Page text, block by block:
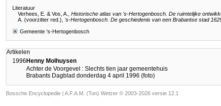
Literatuur
Verhees, E. & Vos, A., Historische atlas van 's-Hertogenbosch. De ruimtelijke
A. (voorzitter red.), 's-Hertogenbosch. De geschiedenis van een Brabantse stad
Gemeente 's-Hertogenbosch
Artikelen
1996Henny Molhuysen
Achter de Voorgevel : Slechts tien jaar gemeentehuis
Brabants Dagblad donderdag 4 april 1996 (foto)
Bossche Encyclopedie | A.F.A.M. (Ton) Wetzer © 2003-2026 versie 12.1